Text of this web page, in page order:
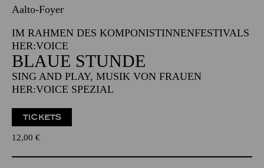
Aalto-Foyer
IM RAHMEN DES KOMPONISTINNENFESTIVALS
HER:VOICE
BLAUE STUNDE
SING AND PLAY, MUSIK VON FRAUEN
HER:VOICE SPEZIAL
TICKETS
12,00 €